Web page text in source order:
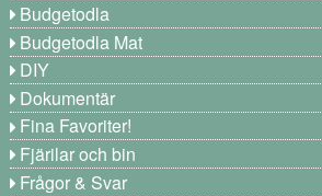
Budgetodla
Budgetodla Mat
DIY
Dokumentär
Fina Favoriter!
Fjärilar och bin
Frågor & Svar